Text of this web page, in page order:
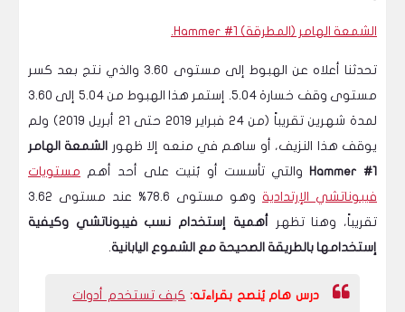
الشمعة الهامر (المطرقة) Hammer #1.
تحدثنا أعلاه عن الهبوط إلى مستوى 3.60 والذي نتج بعد كسر
مستوى وقف خسارة 5.04. إستمر هذا الهبوط من 5.04 إلى 3.60
لمدة شهرين تقريباً (من 24 فبراير 2019 حتى 21 أبريل 2019) ولم
يوقف هذا النزيف، أو ساهم في منعه إلا ظهور الشمعة الهامر
Hammer #1 والتي تأسست أو بُنيت على أحد أهم مستويات
فيبوناتشي الإرتدادية
وهو مستوى 78.6% عند مستوى 3.62
تقريباً، وهنا تظهر أهمية إستخدام نسب فيبوناتشي وكيفية
إستخدامها بالطريقة الصحيحة مع الشموع اليابانية
درس هام يُنصح بقراءته: كيف تستخدم أدوات